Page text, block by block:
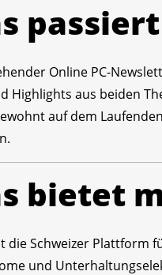
Online PC-
Highlights aus beiden
auf dem
bietet
die Schweizer Plattform
und